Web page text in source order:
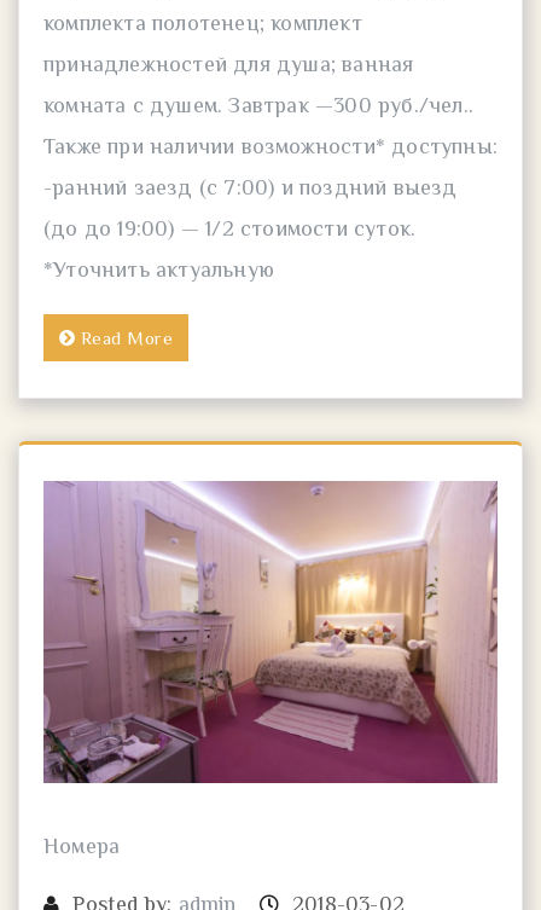
комплекта полотенец; комплект
принадлежностей для душа; ванная
комната с душем. Завтрак —300 руб./чел..
Также при наличии возможности* доступны:
-ранний заезд (с 7:00) и поздний выезд
(до до 19:00) — 1/2 стоимости суток.
*Уточнить актуальную
Read More
Номера
Posted by: admin 2018-03-02